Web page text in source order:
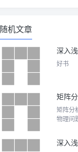
随机文章
好书
矩阵分
物理问